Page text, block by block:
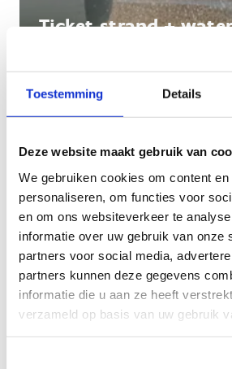
Toestemming Details
Deze website maakt gebruik van
We gebruiken cookies om content
personaliseren, om functies voor
en om ons websiteverkeer te
informatie over uw gebruik van onze
partners voor social media,
partners kunnen deze gegevens
informatie die u aan ze heeft
verzameld op basis van uw gebruik
Ticket strand +
Ticket strand +